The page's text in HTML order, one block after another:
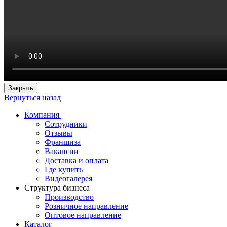
Закрыть
Вернуться назад
Компания
Сотрудники
Отзывы
Франшиза
Вакансии
Доставка и оплата
Где купить
Видеогалерея
Структура бизнеса
Производство
Розничное направление
Оптовое направление
Каталог